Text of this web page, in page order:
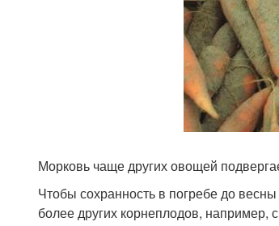
Морковь чаще других овощей
Чтобы сохранность в погребе до
более других корнеплодов,